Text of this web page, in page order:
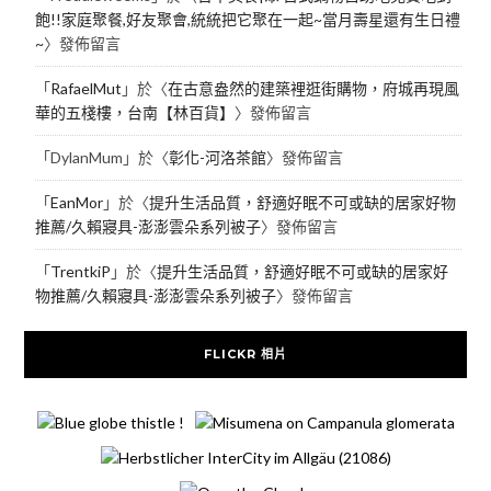
飽!!家庭聚餐,好友聚會,統統把它聚在一起~當月壽星還有生日禮
~〉發佈留言
「RafaelMut 」於〈在古意盎然的建築裡逛街購物，府城再現風
華的五棧樓，台南【林百貨】 〉發佈留言
「DylanMum 」於〈彰化-河洛茶館〉發佈留言
「EanMor」於〈提升生活品質，舒適好眠不可或缺的居家好物
推薦/久賴寢具-澎澎雲朵系列被子〉發佈留言
「TrentkiP 」於〈提升生活品質，舒適好眠不可或缺的居家好
物推薦/久賴寢具-澎澎雲朵系列被子〉發佈留言
FLICKR 相片